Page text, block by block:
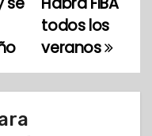
todos los
veranos